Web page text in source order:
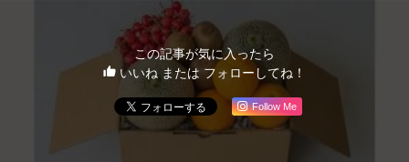
この記事が気に入ったら
いいね または フォローしてね！
Follow Me